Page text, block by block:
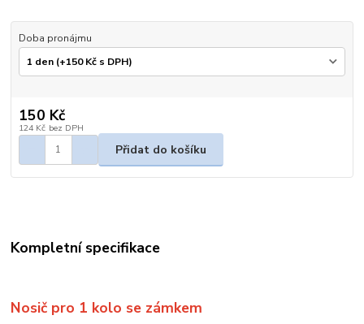
Doba pronájmu
150 Kč
124 Kč bez DPH
Přidat do košíku
Kompletní specifikace
Nosič pro 1 kolo se zámkem